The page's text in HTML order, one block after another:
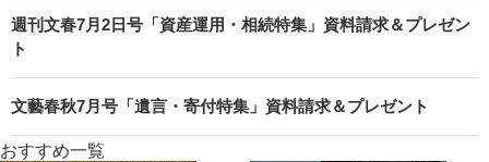
週刊文春7月2日号「資産運用・相続特集」資料請求＆プレゼン
ト
文藝春秋7月号「遺言・寄付特集」資料請求＆プレゼント
おすすめ一覧